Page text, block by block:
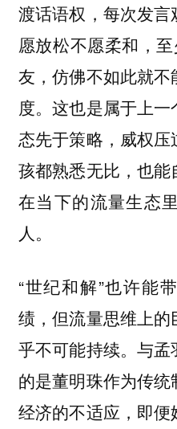
渡话语权，每次发
愿放松不愿柔和，
友，仿佛不如此就
度。这也是属于上
态先于策略，威权
孩都熟悉无比，也
在当下的流量生态
人。
“世纪和解”也许能
绩，但流量思维上
乎不可能持续。与
的是董明珠作为传
经济的不适应，即